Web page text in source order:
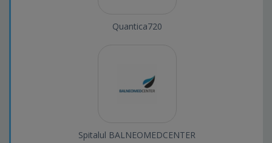
Quantica720
Spitalul BALNEOMEDCENTER